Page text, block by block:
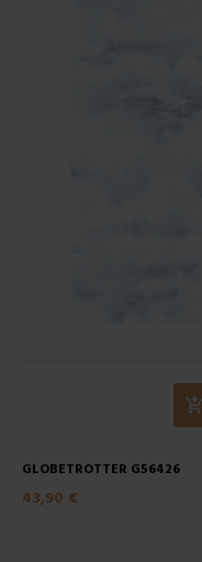
GLOBETROTTER G56426
43,90 €